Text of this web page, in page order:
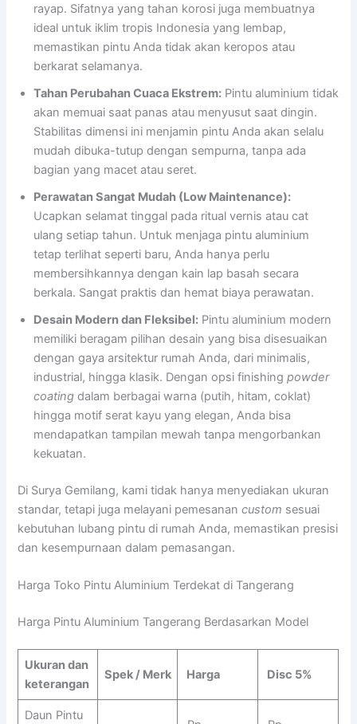
rayap. Sifatnya yang tahan korosi juga membuatnya
ideal untuk iklim tropis Indonesia yang lembap,
memastikan pintu Anda tidak akan keropos atau
berkarat selamanya.
Tahan Perubahan Cuaca Ekstrem: Pintu aluminium tidak
akan memuai saat panas atau menyusut saat dingin.
Stabilitas dimensi ini menjamin pintu Anda akan selalu
mudah dibuka-tutup dengan sempurna, tanpa ada
bagian yang macet atau seret.
Perawatan Sangat Mudah (Low Maintenance):
Ucapkan selamat tinggal pada ritual vernis atau cat
ulang setiap tahun. Untuk menjaga pintu aluminium
tetap terlihat seperti baru, Anda hanya perlu
membersihkannya dengan kain lap basah secara
berkala. Sangat praktis dan hemat biaya perawatan.
Desain Modern dan Fleksibel: Pintu aluminium modern
memiliki beragam pilihan desain yang bisa disesuaikan
dengan gaya arsitektur rumah Anda, dari minimalis,
industrial, hingga klasik. Dengan opsi finishingpowder
coating dalam berbagai warna (putih, hitam, coklat)
hingga motif serat kayu yang elegan, Anda bisa
mendapatkan tampilan mewah tanpa mengorbankan
kekuatan.
Di Surya Gemilang, kami tidak hanya menyediakan ukuran
standar, tetapi juga melayani pemesanancustom sesuai
kebutuhan lubang pintu di rumah Anda, memastikan presisi
dan kesempurnaan dalam pemasangan.
Harga Toko Pintu Aluminium Terdekat di Tangerang
Harga Pintu Aluminium Tangerang Berdasarkan Model
Ukuran dan
keterangan
Spek / Merk Harga Disc 5%
Daun Pintu